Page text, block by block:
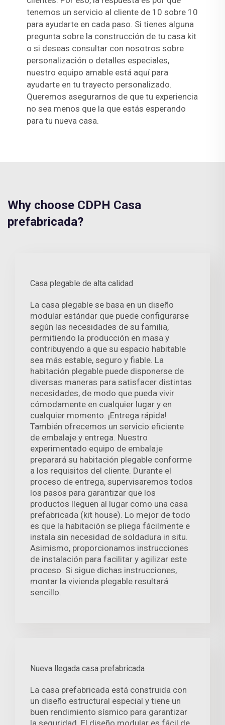
tenemos un servicio al cliente de 10 sobre 10
para ayudarte en cada paso. Si tienes alguna
pregunta sobre la construcción de tu casa kit
o si deseas consultar con nosotros sobre
personalización o detalles especiales,
nuestro equipo amable está aquí para
ayudarte en tu trayecto personalizado.
Queremos asegurarnos de que tu experiencia
no sea menos que la que estás esperando
para tu nueva casa.
Why choose CDPH Casa
prefabricada?
Casa plegable de alta calidad
La casa plegable se basa en un diseño
modular estándar que puede configurarse
según las necesidades de su familia,
permitiendo la producción en masa y
contribuyendo a que su espacio habitable
sea más estable, seguro y fiable. La
habitación plegable puede disponerse de
diversas maneras para satisfacer distintas
necesidades, de modo que pueda vivir
cómodamente en cualquier lugar y en
cualquier momento. ¡Entrega rápida!
También ofrecemos un servicio eficiente
de embalaje y entrega. Nuestro
experimentado equipo de embalaje
preparará su habitación plegable conforme
a los requisitos del cliente. Durante el
proceso de entrega, supervisaremos todos
los pasos para garantizar que los
productos lleguen al lugar como una casa
prefabricada (kit house). Lo mejor de todo
es que la habitación se pliega fácilmente e
instala sin necesidad de soldadura in situ.
Asimismo, proporcionamos instrucciones
de instalación para facilitar y agilizar este
proceso. Si sigue dichas instrucciones,
montar la vivienda plegable resultará
sencillo.
Nueva llegada casa prefabricada
La casa prefabricada está construida con
un diseño estructural especial y tiene un
buen rendimiento sísmico para garantizar